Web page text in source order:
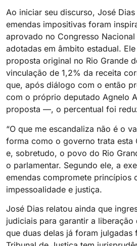
Ao iniciar seu discurso, José
emendas impositivas foram
aprovado no Congresso
adotadas em âmbito estadual.
proposta original no Rio Grande
vinculação de 1,2% da receita
que, após diálogo com o então
com o próprio deputado Agnelo
proposta —, o percentual foi
“O que me escandaliza não é o
forma como o governo trata esta
e, sobretudo, o povo do Rio
o parlamentar. Segundo ele, a
emendas compromete princípios
impessoalidade e justiça.
José Dias relatou ainda que
judiciais para garantir a liberação
que duas delas já foram julgadas